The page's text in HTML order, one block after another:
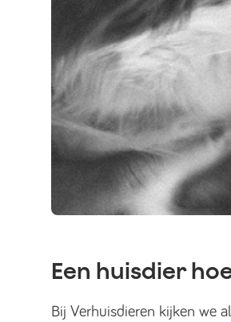
Een huisdier
Bij Verhuisdieren kijken we